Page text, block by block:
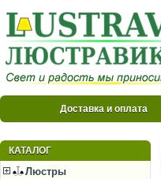
Доставка и оплата
КАТАЛОГ
Люстры